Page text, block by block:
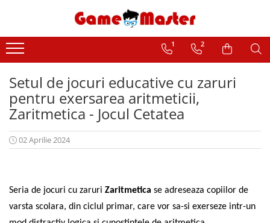
Carti de joc
Carti de joc clasice
Carti de joc de colectie
Carti de joc Bicycle si Theory11
Carti de joc de lux
Carti de joc pentru trucuri si magie
Carti de joc Tarot si Cartomantie
Puzzle
Puzzle pentru adulti
Puzzle pentru copii
1 2
Setul de jocuri educative cu zaruri
pentru exersarea aritmeticii,
Zaritmetica - Jocul Cetatea
02 Aprilie 2024
Seria de jocuri cu zaruri Zaritmetica se adreseaza copiilor de
varsta scolara, din ciclul primar, care vor sa-si exerseze intr-un